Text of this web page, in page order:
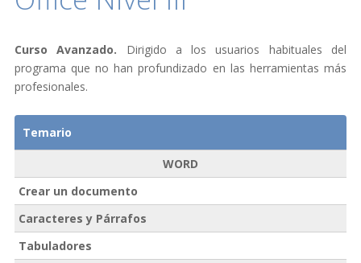
Curso Avanzado. Dirigido a los usuarios habituales del
programa que no han profundizado en las herramientas más
profesionales.
Temario
WORD
Crear un documento
Caracteres y Párrafos
Tabuladores